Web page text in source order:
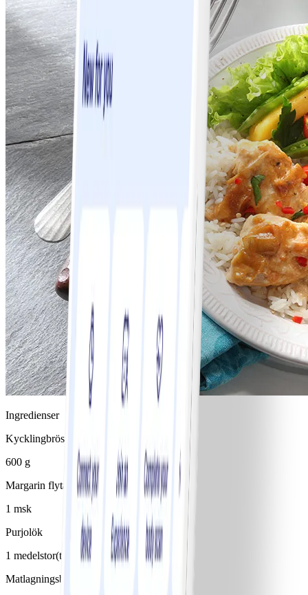
Ingredienser
Kycklingbröstfilé
600 g
Margarin flytande 80%
1 msk
Purjolök
1 medelstor(t)/medelstora
Matlagningsbas 4% (typ Milda mat)